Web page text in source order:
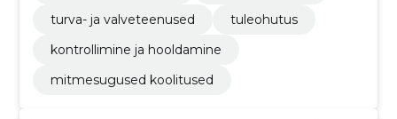
turva- ja valveteenused
tuleohutus
kontrollimine ja hooldamine
mitmesugused koolitused